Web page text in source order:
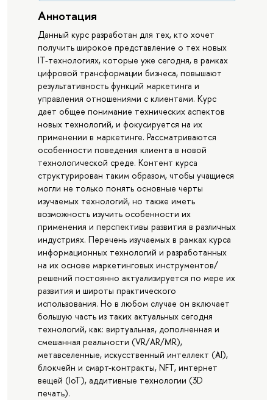
Аннотация
Данный курс разработан для тех, кто хочет
получить широкое представление о тех новых
IT-технологиях, которые уже сегодня, в рамках
цифровой трансформации бизнеса, повышают
результативность функций маркетинга и
управления отношениями с клиентами. Курс
дает общее понимание технических аспектов
новых технологий, и фокусируется на их
применении в маркетинге. Рассматриваются
особенности поведения клиента в новой
технологической среде. Контент курса
структурирован таким образом, чтобы учащиеся
могли не только понять основные черты
изучаемых технологий, но также иметь
возможность изучить особенности их
применения и перспективы развития в различных
индустриях. Перечень изучаемых в рамках курса
информационных технологий и разработанных
на их основе маркетинговых инструментов/
решений постоянно актуализируется по мере их
развития и широты практического
использования. Но в любом случае он включает
большую часть из таких актуальных сегодня
технологий, как: виртуальная, дополненная и
смешанная реальности (VR/AR/MR),
метавселенные, искусственный интеллект (AI),
блокчейн и смарт-контракты, NFT, интернет
вещей (IoT), аддитивные технологии (3D
печать).